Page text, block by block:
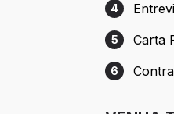
Etapa 4:
4
Etapa 5:
5 Carta
Etapa 6:
6